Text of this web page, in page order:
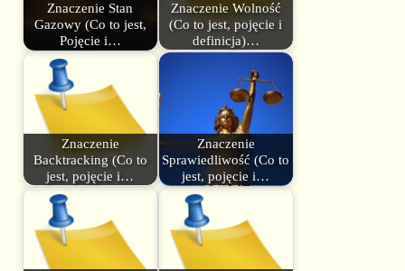
Znaczenie Stan
Gazowy (Co to jest,
Pojęcie i…
Znaczenie Wolność
(Co to jest, pojęcie i
definicja)…
Znaczenie
Backtracking (Co to
jest, pojęcie i…
Znaczenie
Sprawiedliwość (Co to
jest, pojęcie i…